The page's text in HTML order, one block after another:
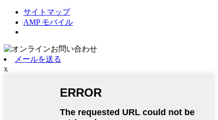
サイトマップ
AMP モバイル
メールを送る
x